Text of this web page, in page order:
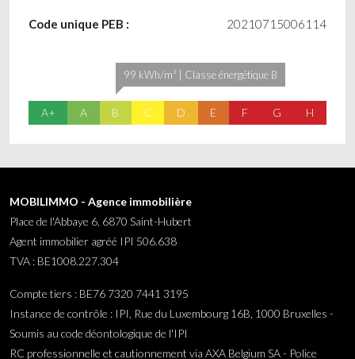
Code unique PEB : 20210715006114
A+ A
99 kWh/m² | Classe énergétique B
B C D E F G H
MOBILIMMO - Agence immobilière
Place de l'Abbaye 6, 6870 Saint-Hubert
Agent immobilier agréé IPI 506.638
TVA : BE1008.227.304
Compte tiers : BE76 7320 7441 3195
Instance de contrôle : IPI, Rue du Luxembourg 16B, 1000 Bruxelles -
Soumis au code déontologique de l'IPI
RC professionnelle et cautionnement via AXA Belgium SA - Police